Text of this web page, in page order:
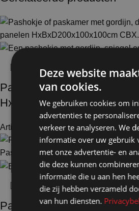
Pashokje demontabel wit
HxBxD200x100x100cm
Artikelnummer: 50100€537,50 Excl.
Pashokje demontabel wit en
Deze website
van cookies.
We gebruiken cookies om
advertenties te
verkeer te analyseren. We
informatie over uw gebruik
met onze advertentie- en
die deze kunnen
informatie die u aan hen
die zij hebben verzameld
van hun diensten.